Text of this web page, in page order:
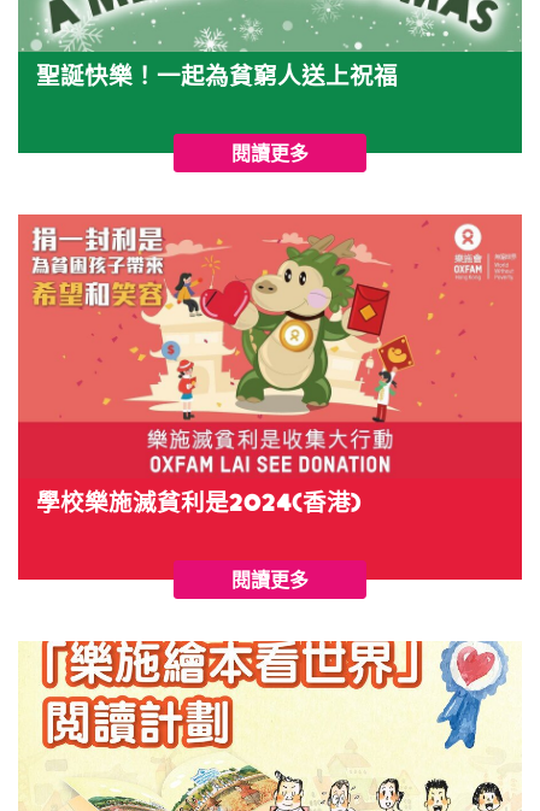
聖誕快樂！一起為貧窮人送上祝福
閱讀更多
學校樂施滅貧利是2024(香港)
閱讀更多